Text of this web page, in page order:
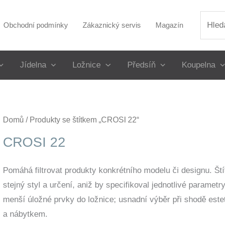
Obchodní podmínky Zákaznický servis Magazín
Jídelna Ložnice Předsíň Koupelna
Domů / Produkty se štítkem „CROSI 22“
CROSI 22
Pomáhá filtrovat produkty konkrétního modelu či designu.
stejný styl a určení, aniž by specifikoval jednotlivé
menší úložné prvky do ložnice; usnadní výběr při shodě
a nábytkem.